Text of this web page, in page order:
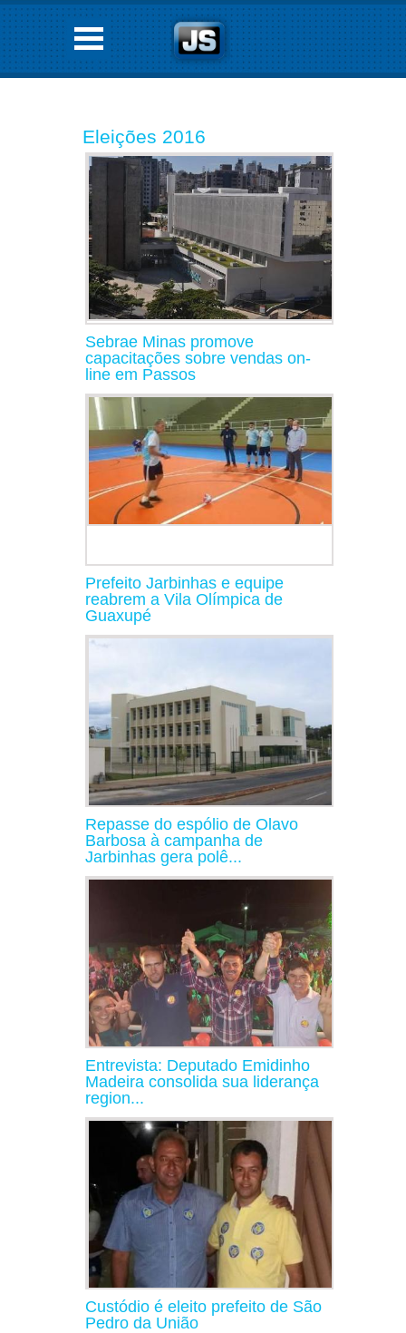
Eleições 2016
Sebrae Minas promove
capacitações sobre vendas on-
line em Passos
Prefeito Jarbinhas e equipe
reabrem a Vila Olímpica de
Guaxupé
Repasse do espólio de Olavo
Barbosa à campanha de
Jarbinhas gera polê...
Entrevista: Deputado Emidinho
Madeira consolida sua liderança
region...
Custódio é eleito prefeito de São
Pedro da União